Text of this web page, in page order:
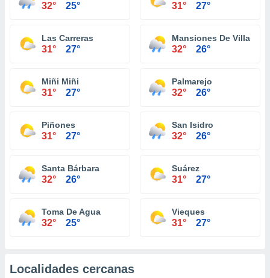
32° 25° 31° 27°
Las Carreras
31° 27°
Mansiones De Villa
32° 26°
Miñi Miñi
31° 27°
Palmarejo
32° 26°
Piñones
31° 27°
San Isidro
32° 26°
Santa Bárbara
32° 26°
Suárez
31° 27°
Toma De Agua
32° 25°
Vieques
31° 27°
Localidades cercanas